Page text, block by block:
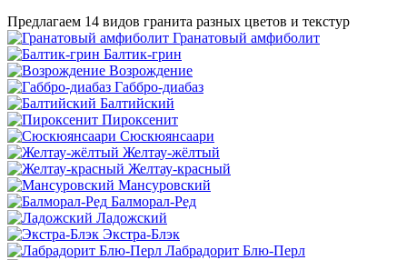
Предлагаем 14 видов гранита разных цветов и текстур
Гранатовый амфиболит
Балтик-грин
Возрождение
Габбро-диабаз
Балтийский
Пироксенит
Сюскюянсаари
Желтау-жёлтый
Желтау-красный
Мансуровский
Балморал-Ред
Ладожский
Экстра-Блэк
Лабрадорит Блю-Перл